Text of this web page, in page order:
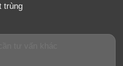
và cra tiệt trùng
sữa chỉ trong vòng 6 phút
trùng